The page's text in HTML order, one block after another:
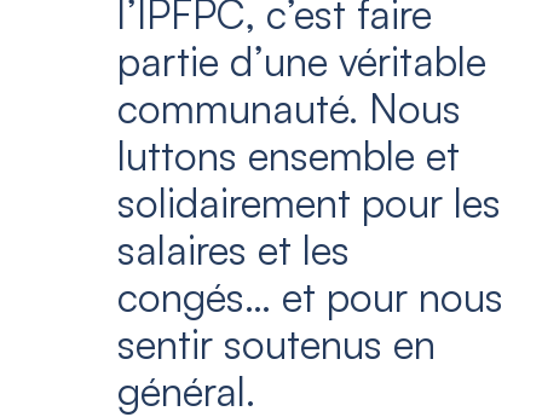
l’IPFPC, c’est faire
partie d’une véritable
communauté. Nous
luttons ensemble et
solidairement pour les
salaires et les
congés… et pour nous
sentir soutenus en
général.